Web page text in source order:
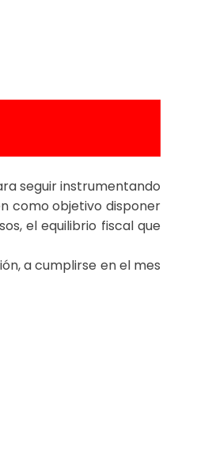
seguir instrumentando
como objetivo disponer
el equilibrio fiscal que
a cumplirse en el mes